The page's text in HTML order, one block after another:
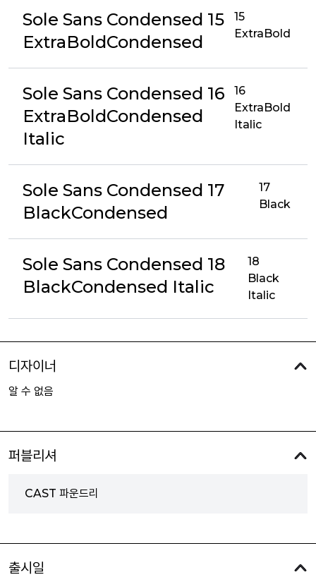
Sole Sans Condensed 15
ExtraBoldCondensed
15
ExtraBold
Sole Sans Condensed 16
ExtraBoldCondensed
Italic
16
ExtraBold
Italic
Sole Sans Condensed 17
BlackCondensed
17
Black
Sole Sans Condensed 18
BlackCondensed Italic
18
Black
Italic
디자이너
알 수 없음
퍼블리셔
CAST 파운드리
출시일